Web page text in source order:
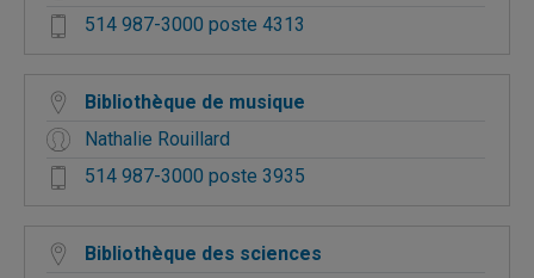
514 987-3000 poste 4313
Bibliothèque de musique
Nathalie Rouillard
514 987-3000 poste 3935
Bibliothèque des sciences